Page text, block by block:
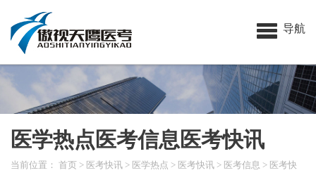
导航
医学热点医考信息医考快讯
当前位置： 首页 > 医考快讯 > 医学热点 > 医考快讯 > 医考信息 > 医考快